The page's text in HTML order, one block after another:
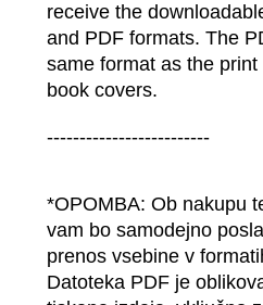
receive the
and PDF formats. The
same format as the
book covers.
-------------------------
*OPOMBA: Ob nakupu
vam bo samodejno
prenos vsebine v
Datoteka PDF je